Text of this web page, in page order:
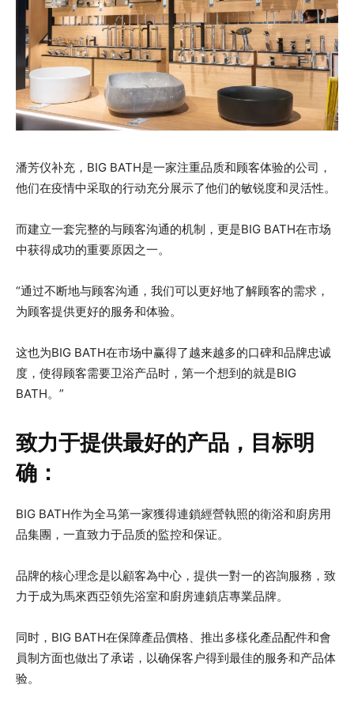
潘芳仪补充，BIG BATH是一家注重品质和顾客体验的公司，
他们在疫情中采取的行动充分展示了他们的敏锐度和灵活性。
而建立一套完整的与顾客沟通的机制，更是BIG BATH在市场
中获得成功的重要原因之一。
“通过不断地与顾客沟通，我们可以更好地了解顾客的需求，
为顾客提供更好的服务和体验。
这也为BIG BATH在市场中赢得了越来越多的口碑和品牌忠诚
度，使得顾客需要卫浴产品时，第一个想到的就是BIG
BATH。”
致力于提供最好的产品，目标明
确：
BIG BATH作为全马第一家獲得連鎖經營執照的衛浴和廚房用
品集團，一直致力于品质的監控和保证。
品牌的核心理念是以顧客為中心，提供一對一的咨詢服務，致
力于成为馬來西亞領先浴室和廚房連鎖店專業品牌。
同时，BIG BATH在保障產品價格、推出多樣化產品配件和會
員制方面也做出了承诺，以确保客户得到最佳的服务和产品体
验。